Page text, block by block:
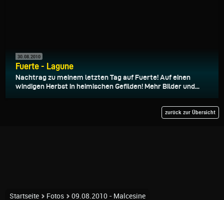
30.08.2010
Fuerte - Lagune
Nachtrag zu meinem letzten Tag auf Fuerte! Auf einen
windigen Herbst in heimischen Gefilden! Mehr Bilder und...
zurück zur Übersicht
Startseite Fotos 09.08.2010 - Malcesine